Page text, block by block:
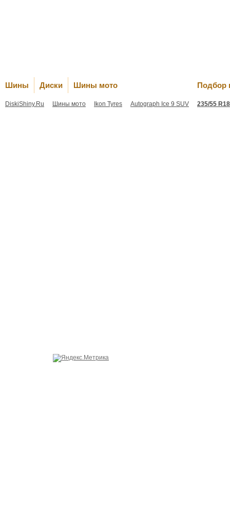
Шины Диски Шины мото Подбор
DiskiShiny.Ru Шины мото Ikon Tyres Autograph Ice 9 SUV 235/55